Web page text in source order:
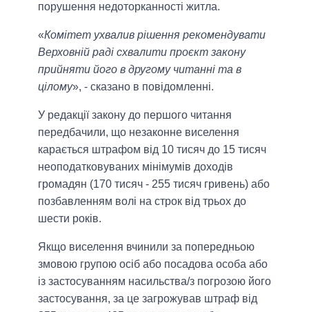
порушення недоторканності житла.
«Комітет ухвалив рішення рекомендувати
Верховній раді схвалити проєкт закону
прийняти його в другому читанні та в
цілому», - сказано в повідомленні.
У редакції закону до першого читання
передбачили, що незаконне виселення
карається штрафом від 10 тисяч до 15 тисяч
неоподатковуваних мінімумів доходів
громадян (170 тисяч - 255 тисяч гривень) або
позбавленням волі на строк від трьох до
шести років.
Якщо виселення вчинили за попередньою
змовою групою осіб або посадова особа або
із застосуванням насильства/з погрозою його
застосування, за це загрожував штраф від